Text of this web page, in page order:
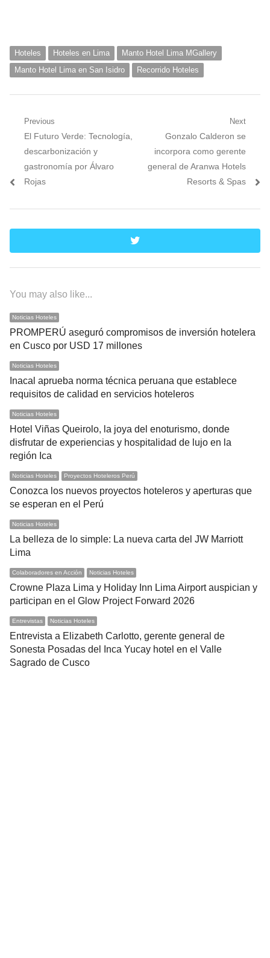
Hoteles Hoteles en Lima
Manto Hotel Lima MGallery
Manto Hotel Lima en San Isidro
Recorrido Hoteles
Navegación
entradas
Previous
Previous
post:
El Futuro Verde: Tecnología,
descarbonización y
gastronomía por Álvaro
Rojas
Next
Next
post:
Gonzalo Calderon se
incorpora como gerente
general de Aranwa Hotels
Resorts & Spas
twitter
You may also like...
Noticias Hoteles
PROMPERÚ aseguró compromisos de inversión hotelera
en Cusco por USD 17 millones
Noticias Hoteles
Inacal aprueba norma técnica peruana que establece
requisitos de calidad en servicios hoteleros
Noticias Hoteles
Hotel Viñas Queirolo, la joya del enoturismo, donde
disfrutar de experiencias y hospitalidad de lujo en la
región Ica
Noticias Hoteles Proyectos Hoteleros Perú
Conozca los nuevos proyectos hoteleros y aperturas que
se esperan en el Perú
Noticias Hoteles
La belleza de lo simple: La nueva carta del JW Marriott
Lima
Colaboradores en Acción Noticias Hoteles
Crowne Plaza Lima y Holiday Inn Lima Airport auspician y
participan en el Glow Project Forward 2026
Entrevistas Noticias Hoteles
Entrevista a Elizabeth Carlotto, gerente general de
Sonesta Posadas del Inca Yucay hotel en el Valle
Sagrado de Cusco